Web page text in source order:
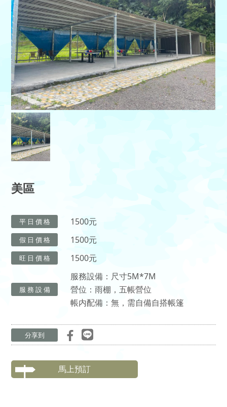
美區
平 日 價 格 1500元
假 日 價 格 1500元
旺 日 價 格 1500元
服 務 設 備
服務設備：尺寸5M*7M
營位：雨棚，五帳營位
帳内配備：無，需自備自搭帳篷
分享到
馬上預訂